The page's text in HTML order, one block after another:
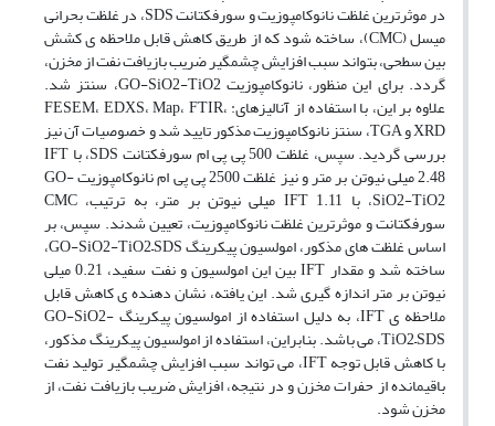
در موثرترین غلظت نانوکامپوزیت و سورفکتانت SDS، در غلظت بحرانی
میسل (CMC)، ساخته شود که از طریق کاهش قابل ملاحظه ی کشش
بین سطحی، بتواند سبب افزایش چشمگیر ضریب بازیافت نفت از مخزن،
گردد. برای این منظور، نانوکامپوزیت GO-SiO2-TiO2، سنتز شد.
علاوه بر این، با استفاده از آنالیزهای: FESEM، EDXS، Map، FTIR،
XRD و TGA، سنتز نانوکامپوزیت مذکور تایید شد و خصوصیات آن نیز
بررسی گردید. سپس، غلظت 500 پی پی ام سورفکتانت SDS، با IFT
2.48 میلی نیوتن بر متر و نیز غلظت 2500 پی پی ام نانوکامپوزیت GO-
SiO2-TiO2، با IFT 1.11 میلی نیوتن بر متر، به ترتیب، CMC
سورفکتانت و موثرترین غلظت نانوکامپوزیت، تعیین شدند. سپس، بر
اساس غلظت های مذکور، امولسیون پیکرینگ GO-SiO2-TiO2–SDS،
ساخته شد و مقدار IFT بین این امولسیون و نفت سفید، 0.21 میلی
نیوتن بر متر اندازه گیری شد. این یافته، نشان دهنده ی کاهش قابل
ملاحظه ی IFT، به دلیل استفاده از امولسیون پیکرینگ GO-SiO2-
TiO2–SDS، می باشد. بنابراین، استفاده از امولسیون پیکرینگ مذکور،
با کاهش قابل توجه IFT، می تواند سبب افزایش چشمگیر تولید نفت
باقیمانده از حفرات مخزن و در نتیجه، افزایش ضریب بازیافت نفت، از
مخزن شود.